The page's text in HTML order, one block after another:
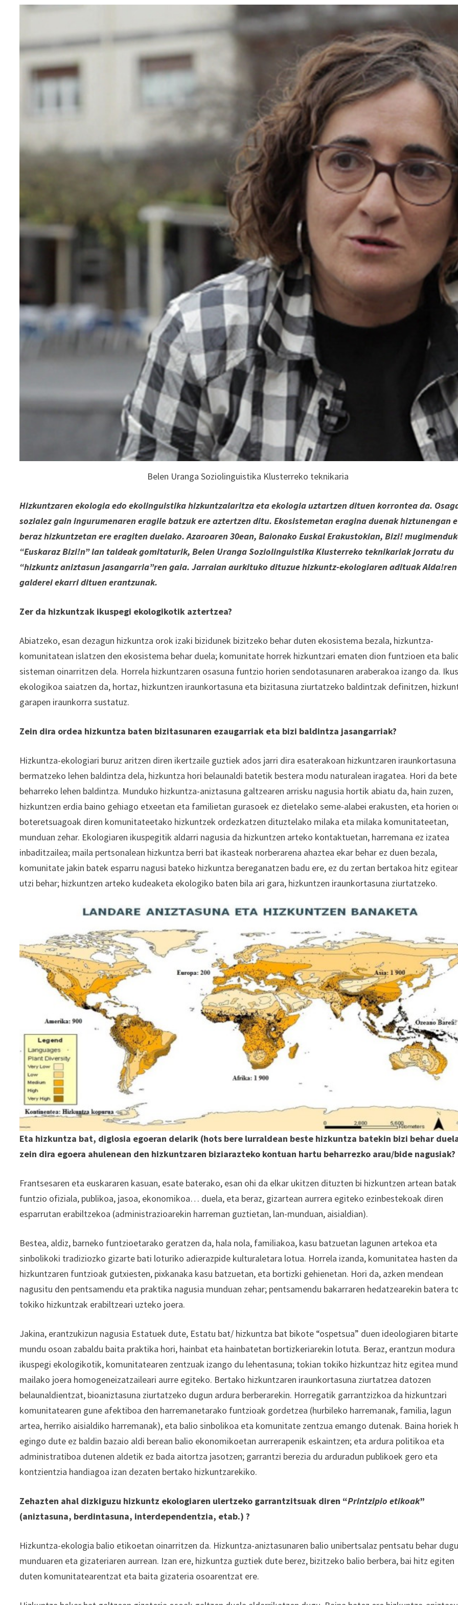
Belen Uranga Soziolinguistika Klusterreko teknikaria
Hizkuntzaren ekologia edo ekolinguistika hizkuntzalaritza eta ekologia uztartzen dituen korrontea da.
sozialez gain ingurumenaren eragile batzuk ere aztertzen ditu. Ekosistemetan eragina duenak hiztunengan
beraz hizkuntzetan ere eragiten duelako. Azaroaren 30ean, Baionako Euskal Erakustokian, Bizi!
“Euskaraz Bizi!n” lan taldeak gomitaturik, Belen Uranga Soziolinguistika Klusterreko teknikariak jorratu du
“hizkuntz aniztasun jasangarria”ren gaia. Jarraian aurkituko dituzue hizkuntz-ekologiaren adituak Alda!ren
galderei ekarri dituen erantzunak.
Zer da hizkuntzak ikuspegi ekologikotik aztertzea?
Abiatzeko, esan dezagun hizkuntza orok izaki bizidunek bizitzeko behar duten ekosistema bezala, hizkuntza-
komunitatean islatzen den ekosistema behar duela; komunitate horrek hizkuntzari ematen dion funtzioen eta
sisteman oinarritzen dela. Horrela hizkuntzaren osasuna funtzio horien sendotasunaren araberakoa izango da.
ekologikoa saiatzen da, hortaz, hizkuntzen iraunkortasuna eta bizitasuna ziurtatzeko baldintzak definitzen,
garapen iraunkorra sustatuz.
Zein dira ordea hizkuntza baten bizitasunaren ezaugarriak eta bizi baldintza jasangarriak?
Hizkuntza-ekologiari buruz aritzen diren ikertzaile guztiek ados jarri dira esaterakoan hizkuntzaren iraunkortasuna
bermatzeko lehen baldintza dela, hizkuntza hori belaunaldi batetik bestera modu naturalean iragatea. Hori da bete
beharreko lehen baldintza. Munduko hizkuntza-aniztasuna galtzearen arrisku nagusia hortik abiatu da, hain zuzen,
hizkuntzen erdia baino gehiago etxeetan eta familietan gurasoek ez dietelako seme-alabei erakusten, eta horien
boteretsuagoak diren komunitateetako hizkuntzek ordezkatzen dituztelako milaka eta milaka komunitateetan,
munduan zehar. Ekologiaren ikuspegitik aldarri nagusia da hizkuntzen arteko kontaktuetan, harremana ez izatea
inbaditzailea; maila pertsonalean hizkuntza berri bat ikasteak norberarena ahaztea ekar behar ez duen bezala,
komunitate jakin batek esparru nagusi bateko hizkuntza bereganatzen badu ere, ez du zertan bertakoa hitz
utzi behar; hizkuntzen arteko kudeaketa ekologiko baten bila ari gara, hizkuntzen iraunkortasuna ziurtatzeko.
Eta hizkuntza bat, diglosia egoeran delarik (hots bere lurraldean beste hizkuntza batekin bizi behar
zein dira egoera ahulenean den hizkuntzaren biziarazteko kontuan hartu beharrezko arau/bide nagusiak?
Frantsesaren eta euskararen kasuan, esate baterako, esan ohi da elkar ukitzen dituzten bi hizkuntzen artean batak
funtzio ofiziala, publikoa, jasoa, ekonomikoa… duela, eta beraz, gizartean aurrera egiteko ezinbestekoak diren
esparrutan erabiltzekoa (administrazioarekin harreman guztietan, lan-munduan, aisialdian).
Bestea, aldiz, barneko funtzioetarako geratzen da, hala nola, familiakoa, kasu batzuetan lagunen artekoa eta
sinbolikoki tradiziozko gizarte bati loturiko adierazpide kulturaletara lotua. Horrela izanda, komunitatea hasten da
hizkuntzaren funtzioak gutxiesten, pixkanaka kasu batzuetan, eta bortizki gehienetan. Hori da, azken mendean
nagusitu den pentsamendu eta praktika nagusia munduan zehar; pentsamendu bakarraren hedatzearekin batera
tokiko hizkuntzak erabiltzeari uzteko joera.
Jakina, erantzukizun nagusia Estatuek dute, Estatu bat/ hizkuntza bat bikote “ospetsua” duen ideologiaren
mundu osoan zabaldu baita praktika hori, hainbat eta hainbatetan bortizkeriarekin lotuta. Beraz, erantzun modura
ikuspegi ekologikotik, komunitatearen zentzuak izango du lehentasuna; tokian tokiko hizkuntzaz hitz egitea
mailako joera homogeneizatzaileari aurre egiteko. Bertako hizkuntzaren iraunkortasuna ziurtatzea datozen
belaunaldientzat, bioaniztasuna ziurtatzeko dugun ardura berberarekin. Horregatik garrantzizkoa da hizkuntzari
komunitatearen gune afektiboa den harremanetarako funtzioak gordetzea (hurbileko harremanak, familia, lagun
artea, herriko aisialdiko harremanak), eta balio sinbolikoa eta komunitate zentzua emango dutenak. Baina horiek
egingo dute ez baldin bazaio aldi berean balio ekonomikoetan aurrerapenik eskaintzen; eta ardura politikoa eta
administratiboa dutenen aldetik ez bada aitortza jasotzen; garrantzi berezia du arduradun publikoek gero eta
kontzientzia handiagoa izan dezaten bertako hizkuntzarekiko.
Zehazten ahal dizkiguzu hizkuntz ekologiaren ulertzeko garrantzitsuak diren “Printzipio etikoak”
(aniztasuna, berdintasuna, interdependentzia, etab.) ?
Hizkuntza-ekologia balio etikoetan oinarritzen da. Hizkuntza-aniztasunaren balio unibertsalaz pentsatu behar dugu
munduaren eta gizateriaren aurrean. Izan ere, hizkuntza guztiek dute berez, bizitzeko balio berbera, bai hitz egiten
duten komunitatearentzat eta baita gizateria osoarentzat ere.